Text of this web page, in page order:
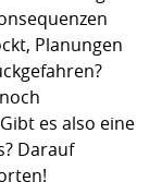
Planungen
es also eine
Darauf